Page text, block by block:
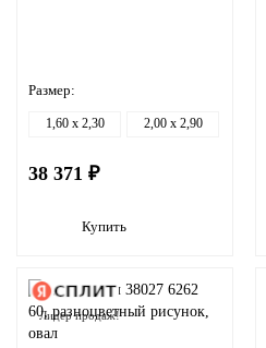
Размер:
1,60 x 2,30 2,00 x 2,90
38 371 ₽
Купить
Лидер продаж!